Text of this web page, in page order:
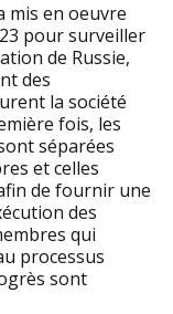
mis en oeuvre
pour surveiller
de Russie,
des
la société
fois, les
séparées
et celles
de fournir une
des
qui
processus
sont